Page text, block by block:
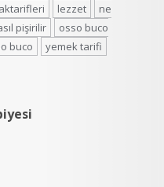
lezzet
ne
pişirilir
osso buco
buco
yemek tarifi